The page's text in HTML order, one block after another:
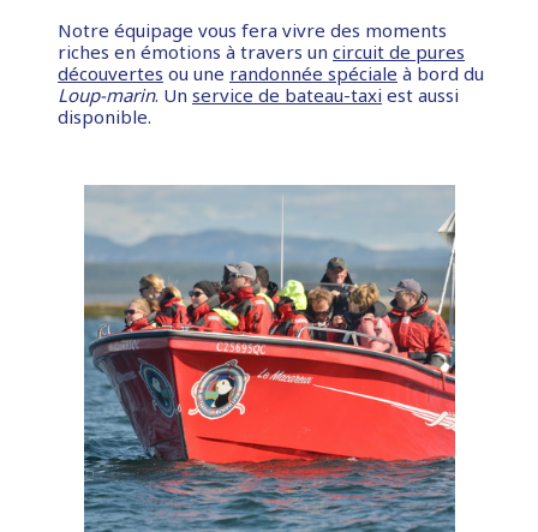
Notre équipage vous fera vivre des moments
riches en émotions à travers un circuit de pures
découvertes ou une randonnée spéciale à bord du
Loup-marin. Un service de bateau-taxi est aussi
disponible.